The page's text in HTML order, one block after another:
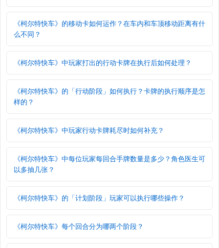
《柯尔特快车》的移动卡如何运作？在车内和车顶移动距离有什
么不同？
《柯尔特快车》中玩家打出的行动卡牌在执行后如何处理？
《柯尔特快车》的「行动阶段」如何执行？卡牌的执行顺序是怎
样的？
《柯尔特快车》中玩家行动卡牌耗尽时如何补充？
《柯尔特快车》中每位玩家每回合手牌数量是多少？角色医生可
以多抽几张？
《柯尔特快车》的「计划阶段」玩家可以执行哪些操作？
《柯尔特快车》每个回合分为哪两个阶段？